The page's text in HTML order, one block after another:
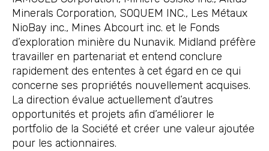
Minerals Corporation, SOQUEM INC., Les Métaux
NioBay inc., Mines Abcourt inc. et le Fonds
d’exploration minière du Nunavik. Midland préfère
travailler en partenariat et entend conclure
rapidement des ententes à cet égard en ce qui
concerne ses propriétés nouvellement acquises.
La direction évalue actuellement d’autres
opportunités et projets afin d’améliorer le
portfolio de la Société et créer une valeur ajoutée
pour les actionnaires.